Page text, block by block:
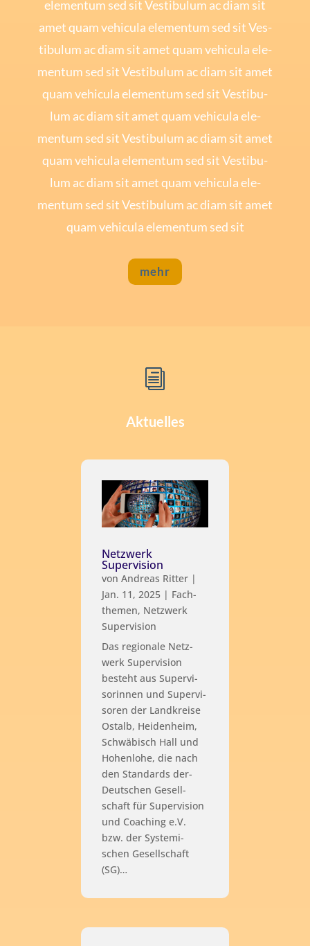
ele­mentum sed sit Ves­ti­bu­lum ac diam sit
amet quam vehi­cu­la ele­mentum sed sit Ves­
ti­bu­lum ac diam sit amet quam vehi­cu­la ele­
mentum sed sit Ves­ti­bu­lum ac diam sit amet
quam vehi­cu­la ele­mentum sed sit Ves­ti­bu­
lum ac diam sit amet quam vehi­cu­la ele­
mentum sed sit Ves­ti­bu­lum ac diam sit amet
quam vehi­cu­la ele­mentum sed sit Ves­ti­bu­
lum ac diam sit amet quam vehi­cu­la ele­
mentum sed sit Ves­ti­bu­lum ac diam sit amet
quam vehi­cu­la ele­mentum sed sit
mehr
i
Aktuelles
Netzwerk
Supervision
vonAndreas Ritter |
Jan. 11, 2025 | Fach­
the­men, Netz­werk
Supervision
Das regio­na­le Netz­
werk Super­vi­si­on
besteht aus Super­vi­
so­rin­nen und Super­vi­
so­ren der Land­krei­se
Ost­alb, Hei­den­heim,
Schwä­bisch Hall und
Hohen­lo­he, die nach
den Stan­dards der­
Deut­schen Gesell­
schaft für Super­vi­si­on
und Coa­ching e.V.
bzw. der Sys­te­mi­
schen Gesell­schaft
(SG)…